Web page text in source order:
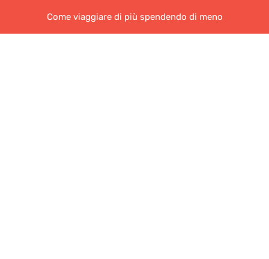
Come viaggiare di più spendendo di meno